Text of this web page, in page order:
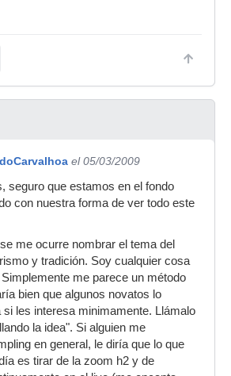
el 05/03/2009
seguro que estamos en el fondo
con nuestra forma de ver todo este
me ocurre nombrar el tema del
y tradición. Soy cualquier cosa
me parece un método
bien que algunos novatos lo
si les interesa minimamente. Llámalo
la idea". Si alguien me
en general, le diría que lo que
es tirar de la zoom h2 y de